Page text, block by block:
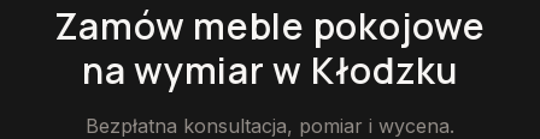
Zamów meble pokojowe
na wymiarw Kłodzku
Bezpłatna konsultacja, pomiar i wycena.